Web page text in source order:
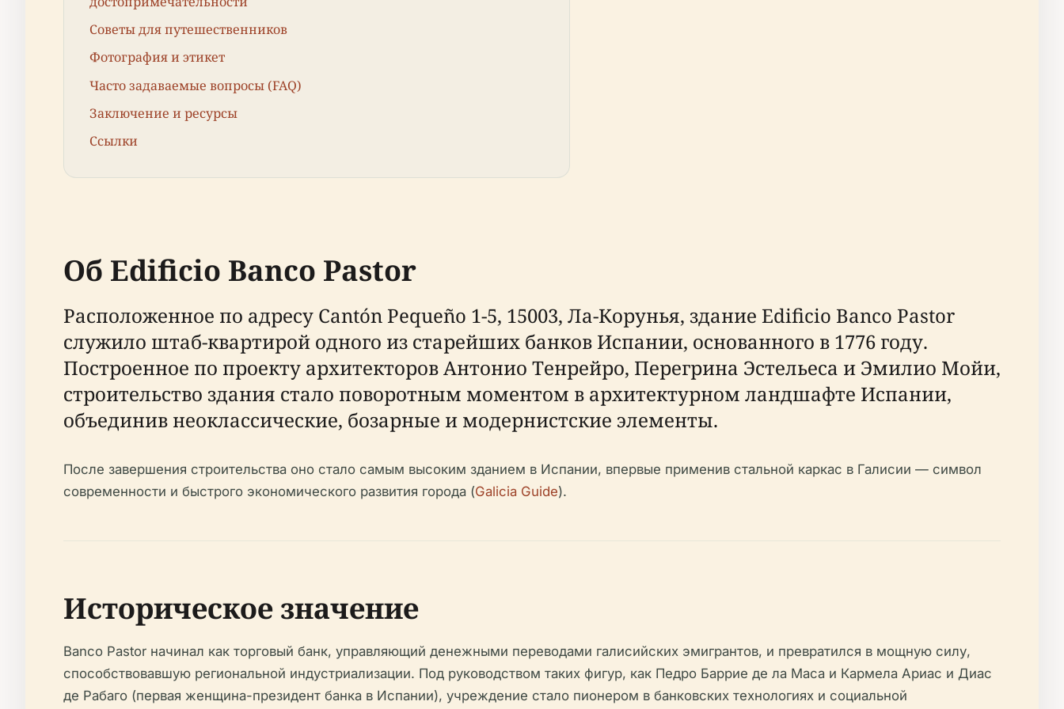
Советы для путешественников
Фотография и этикет
Часто задаваемые вопросы (FAQ)
Заключение и ресурсы
Ссылки
Об Edificio Banco Pastor
Расположенное по адресу Cantón Pequeño 1-5, 15003, Ла-Корунья, здание Edificio Banco Pastor
служило штаб-квартирой одного из старейших банков Испании, основанного в 1776 году.
Построенное по проекту архитекторов Антонио Тенрейро, Перегрина Эстельеса и Эмилио Мойи,
строительство здания стало поворотным моментом в архитектурном ландшафте Испании,
объединив неоклассические, бозарные и модернистские элементы.
После завершения строительства оно стало самым высоким зданием в Испании, впервые применив стальной каркас в Галисии — символ
современности и быстрого экономического развития города (Galicia Guide).
Историческое значение
Banco Pastor начинал как торговый банк, управляющий денежными переводами галисийских эмигрантов, и превратился в мощную силу,
способствовавшую региональной индустриализации. Под руководством таких фигур, как Педро Баррие де ла Маса и Кармела Ариас и Диас
де Рабаго (первая женщина-президент банка в Испании), учреждение стало пионером в банковских технологиях и социальной